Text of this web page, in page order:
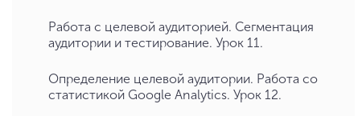
Работа с целевой аудиторией. Сегментация
аудитории и тестирование. Урок 11.
Определение целевой аудитории. Работа со
статистикой Google Analytics. Урок 12.